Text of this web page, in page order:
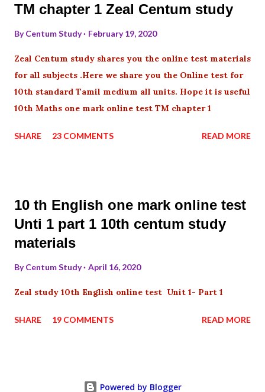
TM chapter 1 Zeal Centum study
ByCentum Study February 19, 2020
Zeal Centum study shares you the online test materials
for all subjects .Here we share you the Online test for
10th standard Tamil medium all units. Hope it is useful
10th Maths one mark online test TM chapter 1
SHARE 23 COMMENTS READ MORE
10 th English one mark online test
Unti 1 part 1 10th centum study
materials
ByCentum Study April 16, 2020
Zeal study 10th English online test Unit 1- Part 1
SHARE 19 COMMENTS READ MORE
Powered by Blogger